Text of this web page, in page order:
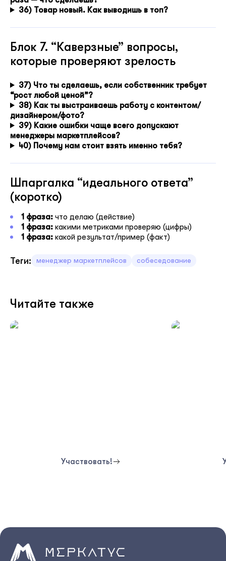
36) Товар новый. Как выводишь в топ?
Блок 7. “Каверзные” вопросы,
которые проверяют зрелость
37) Что ты сделаешь, если собственник требует
“рост любой ценой”?
38) Как ты выстраиваешь работу с контентом/
дизайнером/фото?
39) Какие ошибки чаще всего допускают
менеджеры маркетплейсов?
40) Почему нам стоит взять именно тебя?
Шпаргалка “идеального ответа”
(коротко)
1 фраза: что делаю (действие)
1 фраза: какими метриками проверяю (цифры)
1 фраза: какой результат/пример (факт)
Теги: менеджер маркетплейсов собеседование
Читайте также
Участвовать!